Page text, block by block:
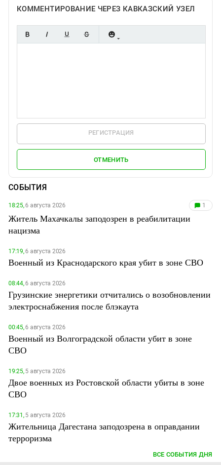
КОММЕНТИРОВАНИЕ ЧЕРЕЗ КАВКАЗСКИЙ УЗЕЛ
РЕГИСТРАЦИЯ
ОТМЕНИТЬ
СОБЫТИЯ
18:25,6 августа 2026 1
Житель Махачкалы заподозрен в реабилитации
нацизма
17:19,6 августа 2026
Военный из Краснодарского края убит в зоне СВО
08:44,6 августа 2026
Грузинские энергетики отчитались о возобновлении
электроснабжения после блэкаута
00:45,6 августа 2026
Военный из Волгоградской области убит в зоне
СВО
19:25,5 августа 2026
Двое военных из Ростовской области убиты в зоне
СВО
17:31,5 августа 2026
Жительница Дагестана заподозрена в оправдании
терроризма
ВСЕ СОБЫТИЯ ДНЯ